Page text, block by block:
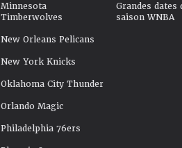
Minnesota
Timberwolves
New Orleans Pelicans
New York Knicks
Oklahoma City Thunder
Orlando Magic
Philadelphia 76ers
Grandes dates
saison WNBA